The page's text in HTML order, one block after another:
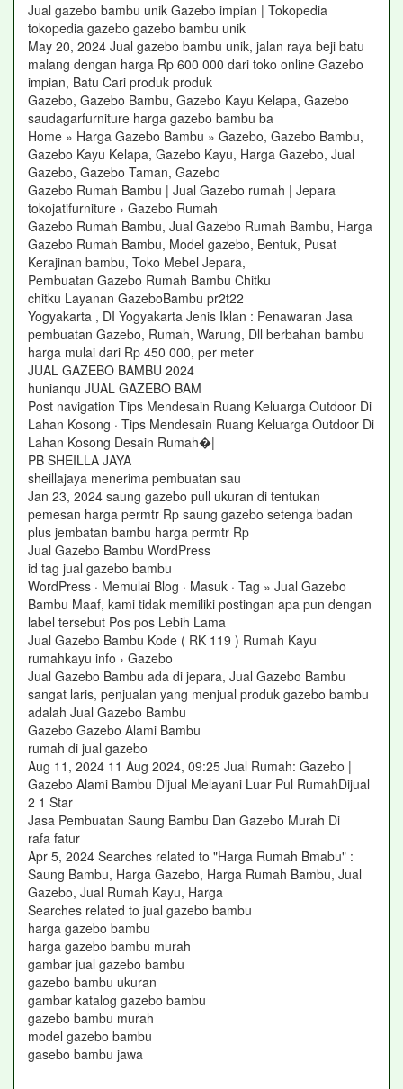
Jual gazebo bambu unik Gazebo impian | Tokopedia
tokopedia gazebo gazebo bambu unik
May 20, 2024 Jual gazebo bambu unik, jalan raya beji batu
malang dengan harga Rp 600 000 dari toko online Gazebo
impian, Batu Cari produk produk
Gazebo, Gazebo Bambu, Gazebo Kayu Kelapa, Gazebo
saudagarfurniture harga gazebo bambu ba
Home » Harga Gazebo Bambu » Gazebo, Gazebo Bambu,
Gazebo Kayu Kelapa, Gazebo Kayu, Harga Gazebo, Jual
Gazebo, Gazebo Taman, Gazebo
Gazebo Rumah Bambu | Jual Gazebo rumah | Jepara
tokojatifurniture › Gazebo Rumah
Gazebo Rumah Bambu, Jual Gazebo Rumah Bambu, Harga
Gazebo Rumah Bambu, Model gazebo, Bentuk, Pusat
Kerajinan bambu, Toko Mebel Jepara,
Pembuatan Gazebo Rumah Bambu Chitku
chitku Layanan GazeboBambu pr2t22
Yogyakarta , DI Yogyakarta Jenis Iklan : Penawaran Jasa
pembuatan Gazebo, Rumah, Warung, Dll berbahan bambu
harga mulai dari Rp 450 000, per meter
JUAL GAZEBO BAMBU 2024
hunianqu JUAL GAZEBO BAM
Post navigation Tips Mendesain Ruang Keluarga Outdoor Di
Lahan Kosong · Tips Mendesain Ruang Keluarga Outdoor Di
Lahan Kosong Desain Rumah�|
PB SHEILLA JAYA
sheillajaya menerima pembuatan sau
Jan 23, 2024 saung gazebo pull ukuran di tentukan
pemesan harga permtr Rp saung gazebo setenga badan
plus jembatan bambu harga permtr Rp
Jual Gazebo Bambu WordPress
id tag jual gazebo bambu
WordPress · Memulai Blog · Masuk · Tag » Jual Gazebo
Bambu Maaf, kami tidak memiliki postingan apa pun dengan
label tersebut Pos pos Lebih Lama
Jual Gazebo Bambu Kode ( RK 119 ) Rumah Kayu
rumahkayu info › Gazebo
Jual Gazebo Bambu ada di jepara, Jual Gazebo Bambu
sangat laris, penjualan yang menjual produk gazebo bambu
adalah Jual Gazebo Bambu
Gazebo Gazebo Alami Bambu
rumah di jual gazebo
Aug 11, 2024 11 Aug 2024, 09:25 Jual Rumah: Gazebo |
Gazebo Alami Bambu Dijual Melayani Luar Pul RumahDijual
2 1 Star
Jasa Pembuatan Saung Bambu Dan Gazebo Murah Di
rafa fatur
Apr 5, 2024 Searches related to "Harga Rumah Bmabu" :
Saung Bambu, Harga Gazebo, Harga Rumah Bambu, Jual
Gazebo, Jual Rumah Kayu, Harga
Searches related to jual gazebo bambu
harga gazebo bambu
harga gazebo bambu murah
gambar jual gazebo bambu
gazebo bambu ukuran
gambar katalog gazebo bambu
gazebo bambu murah
model gazebo bambu
gasebo bambu jawa